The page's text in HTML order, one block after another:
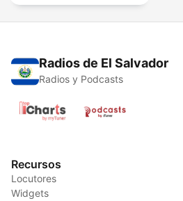
Radios de El Salvador
Radios y Podcasts
Recursos
Locutores
Widgets